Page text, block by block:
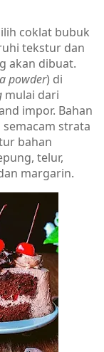
coklat bubuk
tekstur dan
akan dibuat.
powder) di
mulai dari
impor. Bahan
strata
bahan
telur,
margarin.